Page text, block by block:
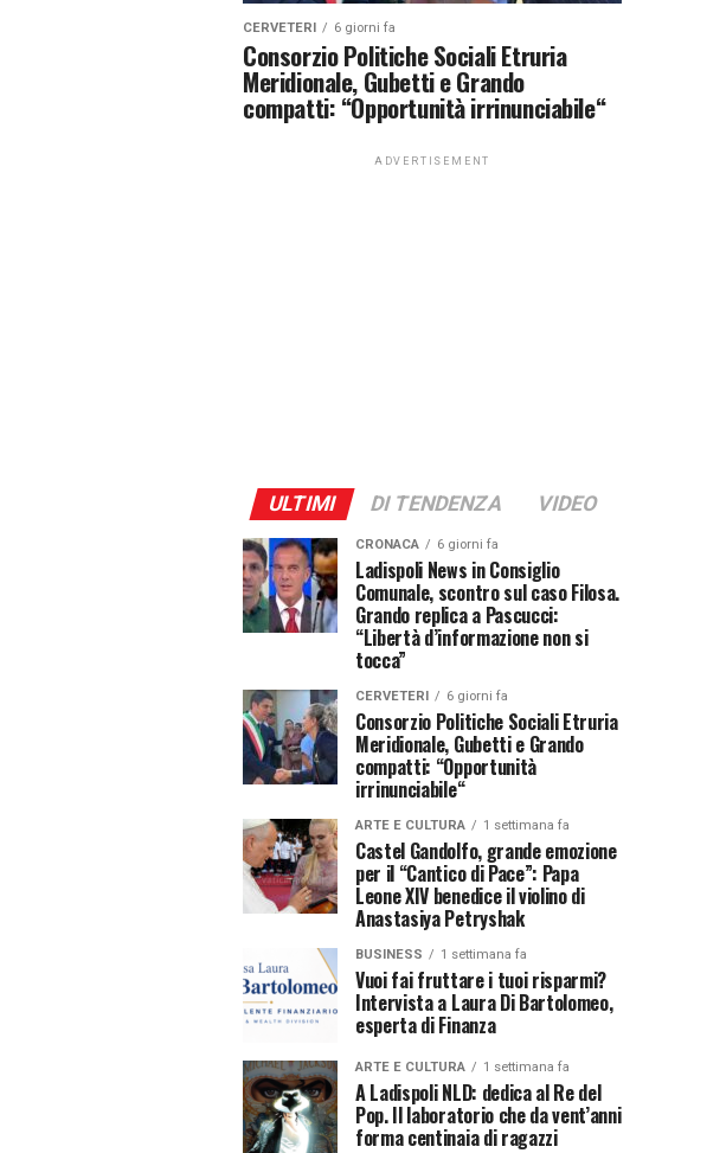
CERVETERI 6 giorni fa
Consorzio Politiche Sociali Etruria
Meridionale, Gubetti e Grando
compatti: “Opportunità irrinunciabile“
ADVERTISEMENT
ULTIMI DI TENDENZA VIDEO
CRONACA 6 giorni fa
Ladispoli News in Consiglio
Comunale, scontro sul caso Filosa.
Grando replica a Pascucci:
“Libertà d’informazione non si
tocca”
CERVETERI 6 giorni fa
Consorzio Politiche Sociali Etruria
Meridionale, Gubetti e Grando
compatti: “Opportunità
irrinunciabile“
ARTE E CULTURA 1 settimana fa
Castel Gandolfo, grande emozione
per il “Cantico di Pace”: Papa
Leone XIV benedice il violino di
Anastasiya Petryshak
BUSINESS 1 settimana fa
Vuoi fai fruttare i tuoi risparmi?
Intervista a Laura Di Bartolomeo,
esperta di Finanza
ARTE E CULTURA 1 settimana fa
A Ladispoli NLD: dedica al Re del
Pop. Il laboratorio che da vent’anni
forma centinaia di ragazzi